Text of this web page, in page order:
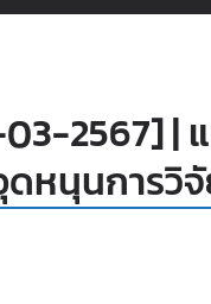
03-2567]
หนุนการวิ